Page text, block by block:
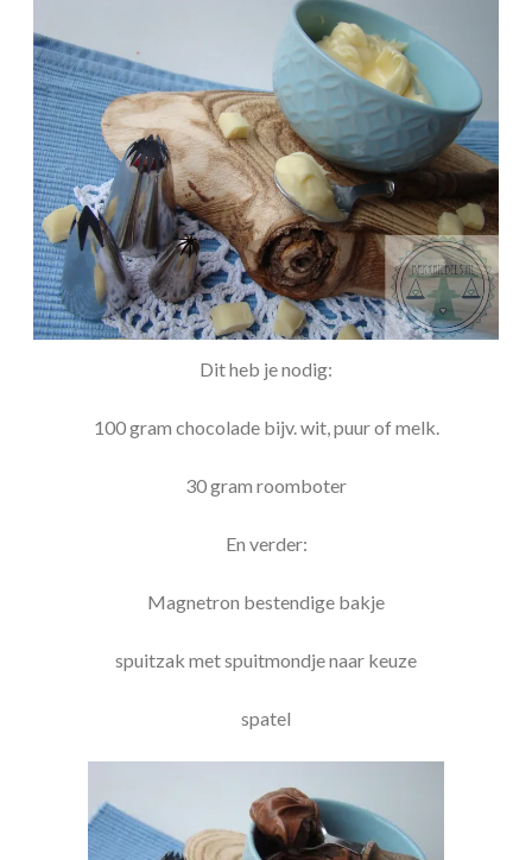
Dit heb je nodig:
100 gram chocolade bijv. wit, puur of melk.
30 gram roomboter
En verder:
Magnetron bestendige bakje
spuitzak met spuitmondje naar keuze
spatel